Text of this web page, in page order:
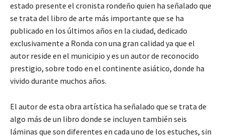
estado presente el cronista rondeño quien ha señalado que
se trata del libro de arte más importante que se ha
publicado en los últimos años en la ciudad, dedicado
exclusivamente a Ronda con una gran calidad ya que el
autor reside en el municipio y es un autor de reconocido
prestigio, sobre todo en el continente asiático, donde ha
vivido durante muchos años.
El autor de esta obra artística ha señalado que se trata de
algo más de un libro donde se incluyen también seis
láminas que son diferentes en cada uno de los estuches, sin